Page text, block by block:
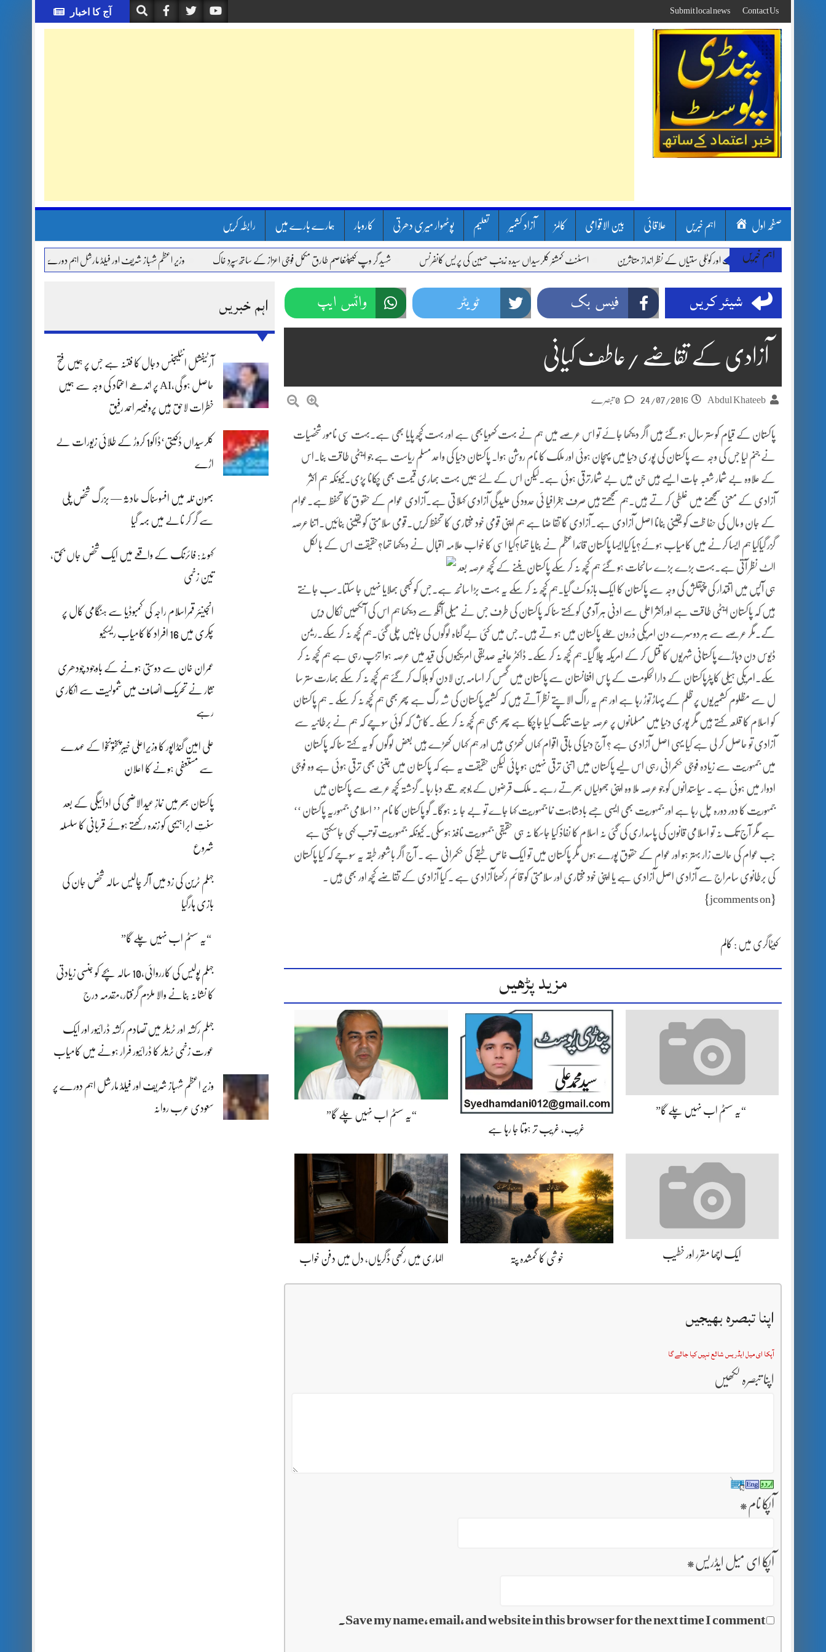
to
content
آج کا اخبار Contact Us
Submit local news
صفحہ اول اہم خبریں علاقائی بین الاقوامی کالمز آزاد کشمیر تعلیم پوٹھوار میری دھرتی کاروبار ہمارے بارے میں رابطہ کریں
اہم خبریں
بارشیں، لینڈ سلائیڈنگ اور کوٹلی ستیاں کے نظر انداز متاثرین اسسٹنٹ کمشنر کلرسیداں سیدہ زینب حسین کی پریس کانفرنس شہید گر وپ کیپٹنعاصم طارق مکمل فوجی اعزاز کے ساتھ سپردِ خاک وزیر اعظم شہباز شریف اور فیلڈ مارشل اہم دورے پر سعودی عرب روانہ
اہم خبریں
آرٹیفشل انٹلیجنس دجال کا فتنہ ہے جس پر ہمیں فتح
حاصل ہو گی،AI پر اندھے اعتماد کی وجہ سے ہمیں
خطرات لاحق ہیں پروفیسر احمد رفیق
کلرسیداں ڈکیتی‘ڈاکو1 کروڑ کے طلائی زیورات لے
اڑے
بھون نلہ میں افسوسناک حادثہ — بزرگ شخص پلی
سے گر کر نالے میں بہہ گیا
کہوٹہ: فائرنگ کے واقعے میں ایک شخص جاں بحق،
تین زخمی
انجینئر قمراسلام راجہ کی کمبوڈیا سے ہنگامی کال پر
چکری میں 16 افراد کا کامیاب ریسکیو
عمران خان سے دوستی ہونے کے باوجود چودھری
نثار نے تحریک انصاف میں شمولیت سے انکاری
رہے
علی امین گنڈاپور کا وزیراعلیٰ خیبرپختونخوا کے عہدے
سے مستعفی ہونے کا اعلان
پاکستان بھر میں نمازِ عیدالاضحی کی ادائیگی کے بعد
سنتِ ابراہیمی کو زندہ رکھتے ہوئے قربانی کا سلسلہ
شروع
جہلم ٹرین کی زد میں آکر چالیس سالہ شخص جان کی
بازی ہارگیا
“یہ سسٹم اب نہیں چلے گا”
جہلم پولیس کی کارروائی،10 سالہ بچے کو جنسی زیادتی
کا نشانہ بنانے والا ملزم گرفتار،مقدمہ درج
جہلم رکشہ اور ٹریلر میں تصادم رکشہ ڈرائیور اور ایک
عورت زخمی ٹریلر کا ڈرائیور فرار ہونے میں کامیاب
وزیر اعظم شہباز شریف اور فیلڈ مارشل اہم دورے پر
سعودی عرب روانہ
شیئر کریں فیس بک ٹویٹر واٹس ایپ
آزادی کے تقاضے /عاطف کیانی
Abdul Khateeb
24/07/2016
پاکستان کے قیام کو ستر سال ہو گئے ہیں اگر دیکھا جائے تو اس عرصے میں ہم نے بہت کھویابھی ہے اور بہت کچھ پایا بھی ہے۔بہت سی نامور شخصیات
نے جنم لیا جس کی وجہ سے پاکستان کی پوری دنیا میں پہچان ہوئی اور ملک کا نام روشن ہوا۔ پاکستان دنیا کی واحد مسلم ریاست ہے جو ایٹمی طاقت بنا۔اس
کے علاوہ بے شمار شعبہ جات ایسے ہیں جن میں بے شمارترقی ہوئی ہے۔لیکن اس کے لئے ہمیں بہت بھاری قیمت بھی چکانا پڑی۔کیونکہ ہم اکثر
آزادی کے معنی سمجھنے میں غلطی کر تے ہیں۔ہم سمجھتے ہیں صرف جغرافیا ئی حدود کی علیدگی آزادی کہلاتی ہے۔آزادی عوام کے حقو ق کا تحفظ ہے۔عوام
کے جان و مال کی حفا ظت کو یقینی بنانا اصل آزادی ہے۔آزادی کا تقا ضا ہے ہم اپنی قومی خود مختاری کا تحفظ کریں۔قومی سلامتی کو یقینی بنائیں۔اتنا عرصہ
گزر گیاکیا ہم ایسا کرنے میں کامیاب ہوئے؟یا کیاایسا پاکستان قائداعظم نے بنایا تھا؟کیا اسی کا خواب علامہ اقبال نے دیکھا تھا؟حقیقت اس کے با لکل
الٹ نظر آتی ہے۔بہت بڑے بڑے سانحات ہو گئے ہم کچھ نہ کر سکے پاکستان بننے کے کچھ عرصہ بعد
ہی آپس میں اقتدار کی چپقلش کی وجہ سے پاکستان کا ایک بازو کٹ گیا۔ہم کچھ نہ کر سکے یہ بہت بڑا سانحہ ہے۔جس کو کبھی بھلایا نہیں جا سکتا۔سب جانتے
ہیں کہ پاکستان ایٹمی طاقت ہے اوراکثر اعلی سے ادنی ہر آدمی کو کہتے سنا کہ پاکستان کی طرف جس نے میلی آنکھ سے دیکھا ہم اس کی آنکھیں نکال دیں
گے۔مگر عرصے سے ہر دوسرے دن امریکی ڈرون حملے پاکستان میں ہو تے ہیں۔جس میں کئی بے گناہ لوگوں کی جانیں چلی گئی۔ہم کچھ نہ کر سکے۔ریمن
ڈیوس دن دہاڑے پاکستانی شہریوں کا قتل کر کے امریکہ چلا گیا۔ہم کچھ نہ کر سکے۔ ڈاکٹر عافیہ صدیقی امریکیوں کی قید میں عرصہ ہوا تڑپ رہی ہے ہم کچھ نہ کر
سکے۔امریکی ہیلی کاپٹرپاکستان کے دارالحکومت کے پاس افغانستان سے پاکستان میں گھس کر اسامہ بن لادن کو ہلاک کر گئے ہم کچھ نہ کر سکے بھارت ستر سا
ل سے مظلوم کشمیریوں پر ظلم کے پہاڑ توڑ رہا ہے اور ہم یہ راگ الاپتے نظر آتے ہیں کہ کشمیر پاکستان کی شہ رگ ہے پھر بھی ہم کچھ نہ کر سکے ۔ ہم پاکستان
کو اسلام کا قلعہ کہتے ہیں مگر پوری دنیا میں مسلمانوں پر عرصہ حیات تنگ کیا جاچکا ہے پھر بھی ہم کچھ نہ کر سکے ۔کاش کہ کوئی سوچے کہ ہم نے برطانیہ سے
آزادی تو حاصل کر لی ہے کیا یہی اصل آزادی ہے ؟ آج دنیا کی باقی اقوام کہاں کھڑی ہیں اور ہم کہاں کھڑے ہیں بعض لوگوں کو یہ کہتے سنا کہ پاکستان
میں جمہوریت سے زیادہ فوجی حکمرانی رہی اس لیے پاکستان میں اتنی ترقی نہین ہو پائی لیکن حقیقت یہ ہے کہ پاکستا ن میں جتنی بھی ترقی ہوئی ہے وہ فوجی
ادوار میں ہوئی ہے ۔ سیاستدانوں کو جو عرصہ ملا وہ اپنی جھولیاں بھرتے رہے ۔ ملک قرضوں کے بوجھ تلے دبا رہا ۔ گزشتہ کچھ عرصے سے پاکستان میں
جمہوریت کا دور دورہ چل رہا ہے اور جمہوریت بھی ایسی جسے بادشاہت نما جمہوریت کہا جاے تو بے جا نہ ہوگا۔ گو پاکستان کا نام ’’ اسلامی جمہوریہ پاکستان ‘‘
ہے مگر آج تک نہ تو اسلامی قانون کی پاسداری کی گئی نہ اسلام کا نفاذ کیا جاسکا نہ ہی حقیقی جمہوریت نافذ ہوسکی۔ کیونکہ جمہوریت تو تب کہی جاسکتی ہے
جب عوام کی حالت زار بہتر ہو اور عوام کے حقوق پورے ہوں مگر پاکستان میں تو ایک خاص طبقے کی حکمرانی ہے ۔ آج اگر باشعور طبقہ یہ سوچے کہ کیا پاکستان
کی برطانوی سامراج سے آزادی اصل آزادی ہے یا اپنی خود مختاری اور سلامتی کو قائم رکھنا آزادی ہے ۔ کیا آزادی کے تقاضے کچھ اور بھی ہیں ۔
{jcomments on}
کیٹاگری میں : کالم
مزید پڑھیں
“یہ سسٹم اب نہیں چلے گا”
غریب، غریب تر ہوتا جا رہا ہے
“یہ سسٹم اب نہیں چلے گا”
ایک اچھا مقرر اور خطیب خوشی کا گمشدہ پتہ الماری میں رکھی ڈگریاں، دل میں دفن خواب
اپنا تبصرہ بھیجیں
آپکا ای میل ایڈریس شائع نہیں کیا جائے گا
اپنا تبصرہ لکھیں
آپکا نام *
آپکا ای میل ایڈریس *
Save my name, email, and website in this browser for the next time I comment.